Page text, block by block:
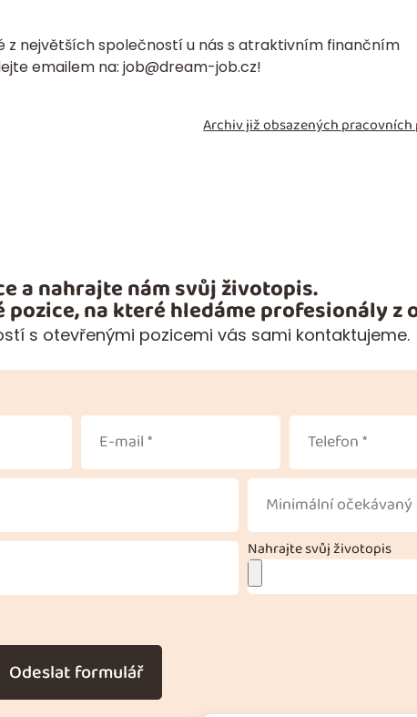
z největších společností u nás s atraktivním finančním
emailem na: job@dream-job.cz!
Archiv již obsazených
a nahrajte nám svůj životopis.
na které hledáme profesionály z
s otevřenými pozicemi vás sami kontaktujeme.
Nahrajte svůj životopis
Odeslat formulář